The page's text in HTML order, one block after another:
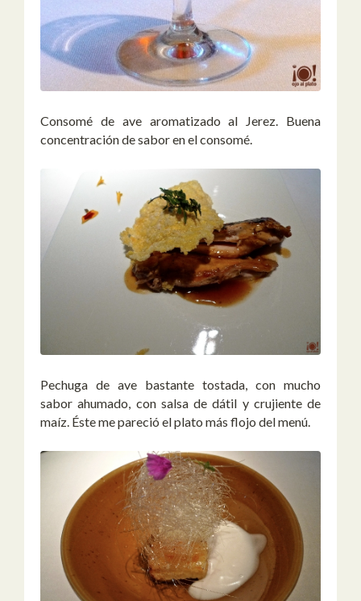
Consomé de ave aromatizado al Jerez. Buena
concentración de sabor en el consomé.
Pechuga de ave bastante tostada, con mucho
sabor ahumado, con salsa de dátil y crujiente de
maíz. Éste me pareció el plato más flojo del menú.